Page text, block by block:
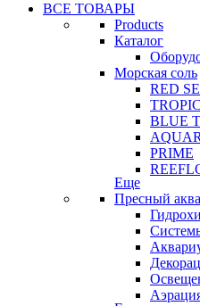
ВСЕ ТОВАРЫ
Products
Каталог
Морская соль
RED
BLUE
PRIME
Еще
Пресный